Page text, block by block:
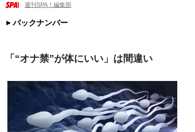
週刊SPA！編集部
バックナンバー
「“オナ禁”が体にいい」は間違い